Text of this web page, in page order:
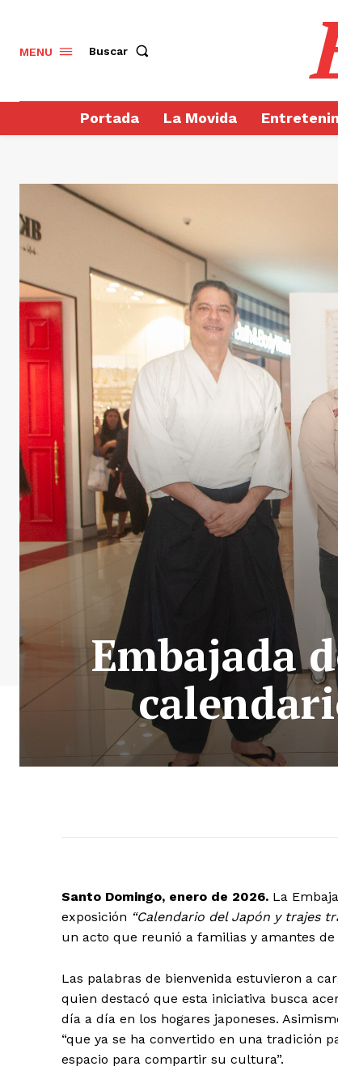
MENU Buscar
Portada La Movida
Embajada
Santo Domingo, enero de 2026. La
exposición “Calendario del Japón y trajes
un acto que reunió a familias y amantes
Las palabras de bienvenida estuvieron a
quien destacó que esta iniciativa busca
día a día en los hogares japoneses.
“que ya se ha convertido en una tradición
espacio para compartir su cultura”.